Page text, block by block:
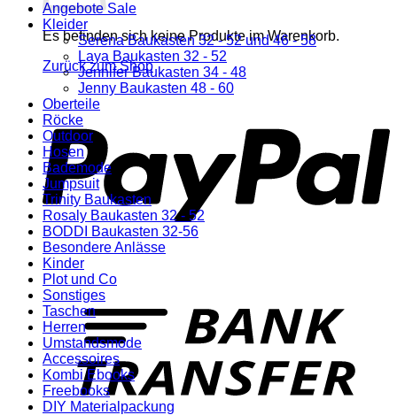
Es befinden sich keine Produkte im Warenkorb.
Zurück zum Shop
Angebote Sale
Kleider
Serena Baukasten 32 - 52 und 46 - 58
Laya Baukasten 32 - 52
Jennifer Baukasten 34 - 48
Jenny Baukasten 48 - 60
Oberteile
Röcke
Outdoor
Hosen
Bademode
Jumpsuit
Trinity Baukasten
Rosaly Baukasten 32 - 52
BODDI Baukasten 32-56
Besondere Anlässe
Kinder
Plot und Co
Sonstiges
Taschen
Herren
Umstandsmode
Accessoires
Kombi Ebooks
Freebooks
DIY Materialpackung